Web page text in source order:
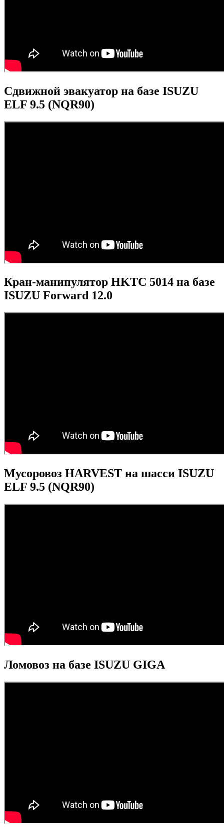
Сдвижной эвакуатор на базе ISUZU
ELF 9.5 (NQR90)
Кран-манипулятор HKTC 5014 на базе
ISUZU Forward 12.0
Мусоровоз HARVEST на шасси ISUZU
ELF 9.5 (NQR90)
Ломовоз на базе ISUZU GIGA